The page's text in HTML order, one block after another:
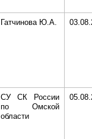
Гатчинова Ю.А.
СУ СК России
по Омской
области